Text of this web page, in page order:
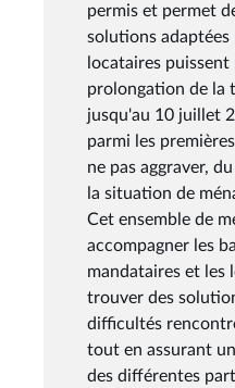
permis et permet
solutions adaptées
locataires puissent
prolongation de la
jusqu'au 10 juillet
parmi les
ne pas aggraver,
la situation de
Cet ensemble de
accompagner les
mandataires et les
trouver des
difficultés
tout en assurant
des différentes